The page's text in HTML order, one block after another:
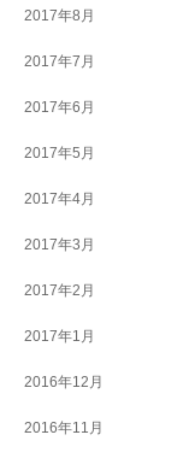
2017年8月
2017年7月
2017年6月
2017年5月
2017年4月
2017年3月
2017年2月
2017年1月
2016年12月
2016年11月